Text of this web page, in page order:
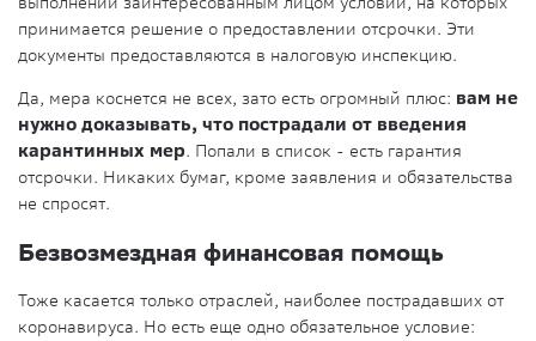
принимается решение о предоставлении отсрочки. Эти
документы предоставляются в налоговую инспекцию.
Да, мера коснется не всех, зато есть огромный плюс: вам не
нужно доказывать, что пострадали от введения
карантинных мер. Попали в список - есть гарантия
отсрочки. Никаких бумаг, кроме заявления и обязательства
не спросят.
Безвозмездная финансовая помощь
Тоже касается только отраслей, наиболее пострадавших от
коронавируса. Но есть еще одно обязательное условие: